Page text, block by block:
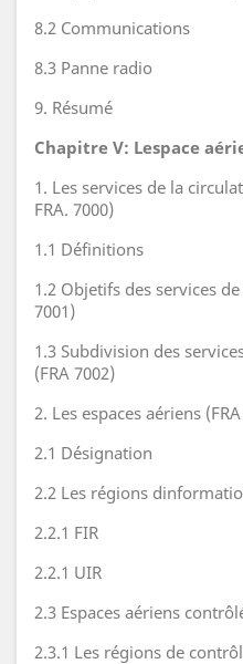
8.2 Communications
8.3 Panne radio
9. Résumé
Chapitre V: Lespace
1. Les services de la
FRA. 7000)
1.1 Définitions
1.2 Objetifs des services
7001)
1.3 Subdivision des
(FRA 7002)
2. Les espaces aériens
2.1 Désignation
2.2 Les régions
2.2.1 FIR
2.2.1 UIR
2.3 Espaces aériens
2.3.1 Les régions de